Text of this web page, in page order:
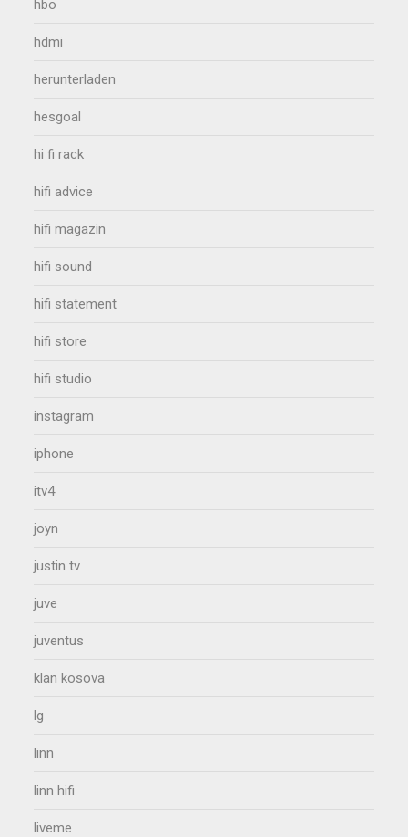
hbo
hdmi
herunterladen
hesgoal
hi fi rack
hifi advice
hifi magazin
hifi sound
hifi statement
hifi store
hifi studio
instagram
iphone
itv4
joyn
justin tv
juve
juventus
klan kosova
lg
linn
linn hifi
liveme